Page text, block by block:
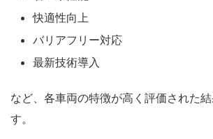
快適性向上
バリアフリー対応
最新技術導入
など、各車両の特徴が高く評価された
す。